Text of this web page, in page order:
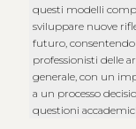
questi modelli
sviluppare nuove
futuro, consentendo
professionisti delle
generale, con un
a un processo
questioni